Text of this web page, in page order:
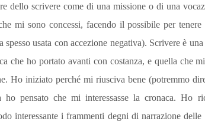
dello scrivere come di una missione o di una
mi sono concessi, facendo il possibile per
spesso usata con accezione negativa). Scrivere è
che ho portato avanti con costanza, e quella che
Ho iniziato perché mi riusciva bene (potremmo
ho pensato che mi interessasse la cronaca.
interessante i frammenti degni di narrazione